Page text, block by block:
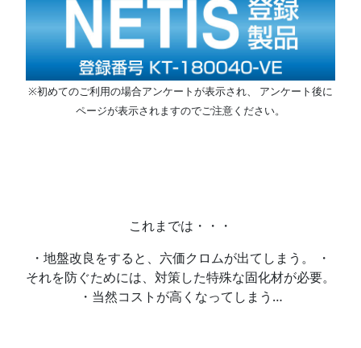
※初めてのご利用の場合アンケートが表示され、 アンケート後に
ページが表示されますのでご注意ください。
これまでは・・・
・地盤改良をすると、六価クロムが出てしまう。 ・
それを防ぐためには、対策した特殊な固化材が必要。
・当然コストが高くなってしまう…